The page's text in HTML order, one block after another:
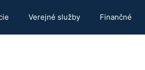
Verejné služby Finančné